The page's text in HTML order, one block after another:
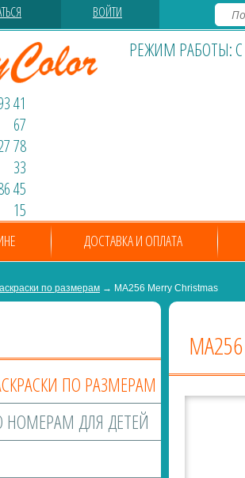
ВОЙТИ
РЕЖИМ РАБОТЫ: С
41
67
78
33
45
15
ДОСТАВКА И ОПЛАТА
по размерам → MA256 Merry Christmas
ПО РАЗМЕРАМ
ДЛЯ ДЕТЕЙ